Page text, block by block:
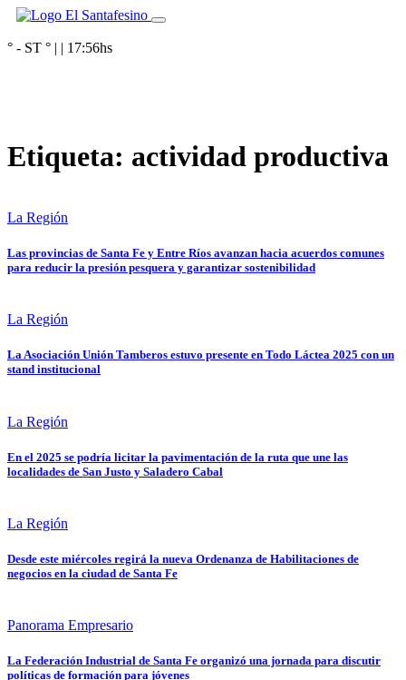
° - ST ° | | 17:56hs
Etiqueta: actividad productiva
La Región
Las provincias de Santa Fe y Entre Ríos avanzan hacia acuerdos comunes
para reducir la presión pesquera y garantizar sostenibilidad
La Región
La Asociación Unión Tamberos estuvo presente en Todo Láctea 2025 con un
stand institucional
La Región
En el 2025 se podría licitar la pavimentación de la ruta que une las
localidades de San Justo y Saladero Cabal
La Región
Desde este miércoles regirá la nueva Ordenanza de Habilitaciones de
negocios en la ciudad de Santa Fe
Panorama Empresario
La Federación Industrial de Santa Fe organizó una jornada para discutir
políticas de formación para jóvenes